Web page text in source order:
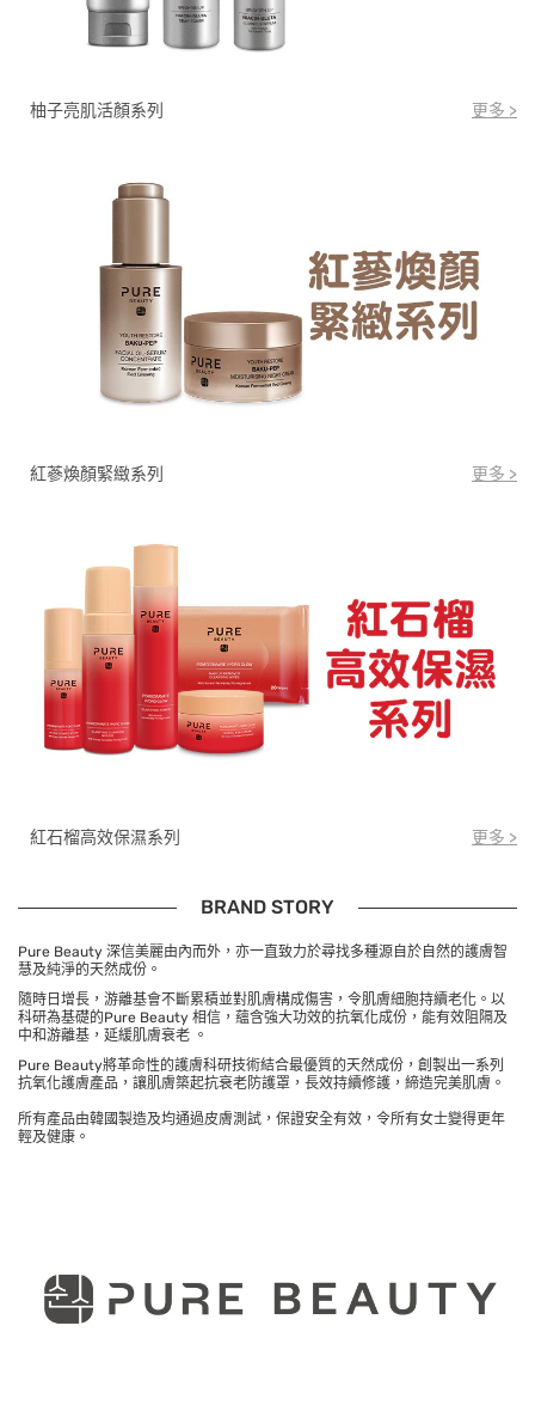
柚子亮肌活顏系列 更多 >
紅蔘煥顏緊緻系列 更多 >
紅石榴高效保濕系列 更多 >
BRAND STORY
Pure Beauty 深信美麗由內而外，亦一直致力於尋找多種源自於自然的護膚智
慧及純淨的天然成份。
隨時日增長，游離基會不斷累積並對肌膚構成傷害，令肌膚細胞持續老化。以
科研為基礎的Pure Beauty 相信，蘊含強大功效的抗氧化成份，能有效阻隔及
中和游離基，延緩肌膚衰老 。
Pure Beauty將革命性的護膚科研技術結合最優質的天然成份，創製出一系列
抗氧化護膚產品，讓肌膚築起抗衰老防護罩，長效持續修護，締造完美肌膚。
所有產品由韓國製造及均通過皮膚測試，保證安全有效，令所有女士變得更年
輕及健康。